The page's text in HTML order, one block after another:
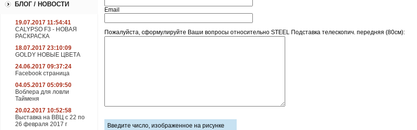
БЛОГ / НОВОСТИ
19.07.2017 11:54:41
CALYPSO F3 - НОВАЯ
РАСКРАСКА
18.07.2017 23:10:09
GOLDY НОВЫЕ ЦВЕТА
24.06.2017 09:37:24
Facebook страница
04.05.2017 05:09:50
Воблера для ловли
Тайменя
20.02.2017 10:52:58
Выставка на ВВЦ с 22 по
26 февраля 2017 г
Email
Пожалуйста, сформулируйте Ваши вопросы относительно STEEL Подставка телескопич. передняя (80см):
Введите число, изображенное на рисунке